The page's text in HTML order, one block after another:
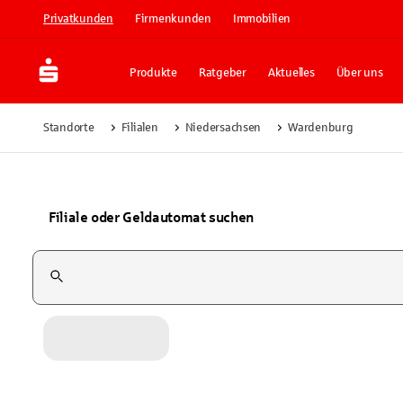
Privatkunden Firmenkunden Immobilien
Produkte Ratgeber Aktuelles Über uns
Standorte Filialen Niedersachsen Wardenburg
Filiale oder Geldautomat suchen
Suchfeld